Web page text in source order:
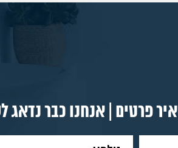
פרטים | אנחנו כבר נדאג